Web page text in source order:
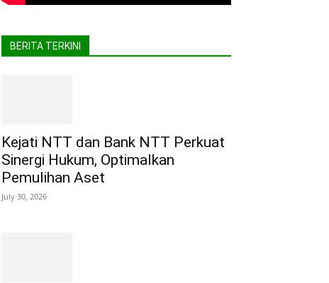
BERITA TERKINI
Kejati NTT dan Bank NTT Perkuat
Sinergi Hukum, Optimalkan
Pemulihan Aset
July 30, 2026